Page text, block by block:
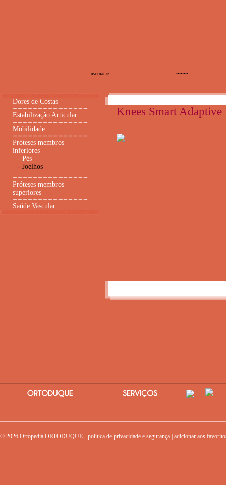
Dores de Costas
Estabilização Articular
Mobilidade
Próteses membros
inferiores
- Pés
- Joelhos
Próteses membros
superiores
Saúde Vascular
Knees Smart Adaptive
® 2026 Ortopedia ORTODUQUE - política de privacidade e segurança adicionar aos